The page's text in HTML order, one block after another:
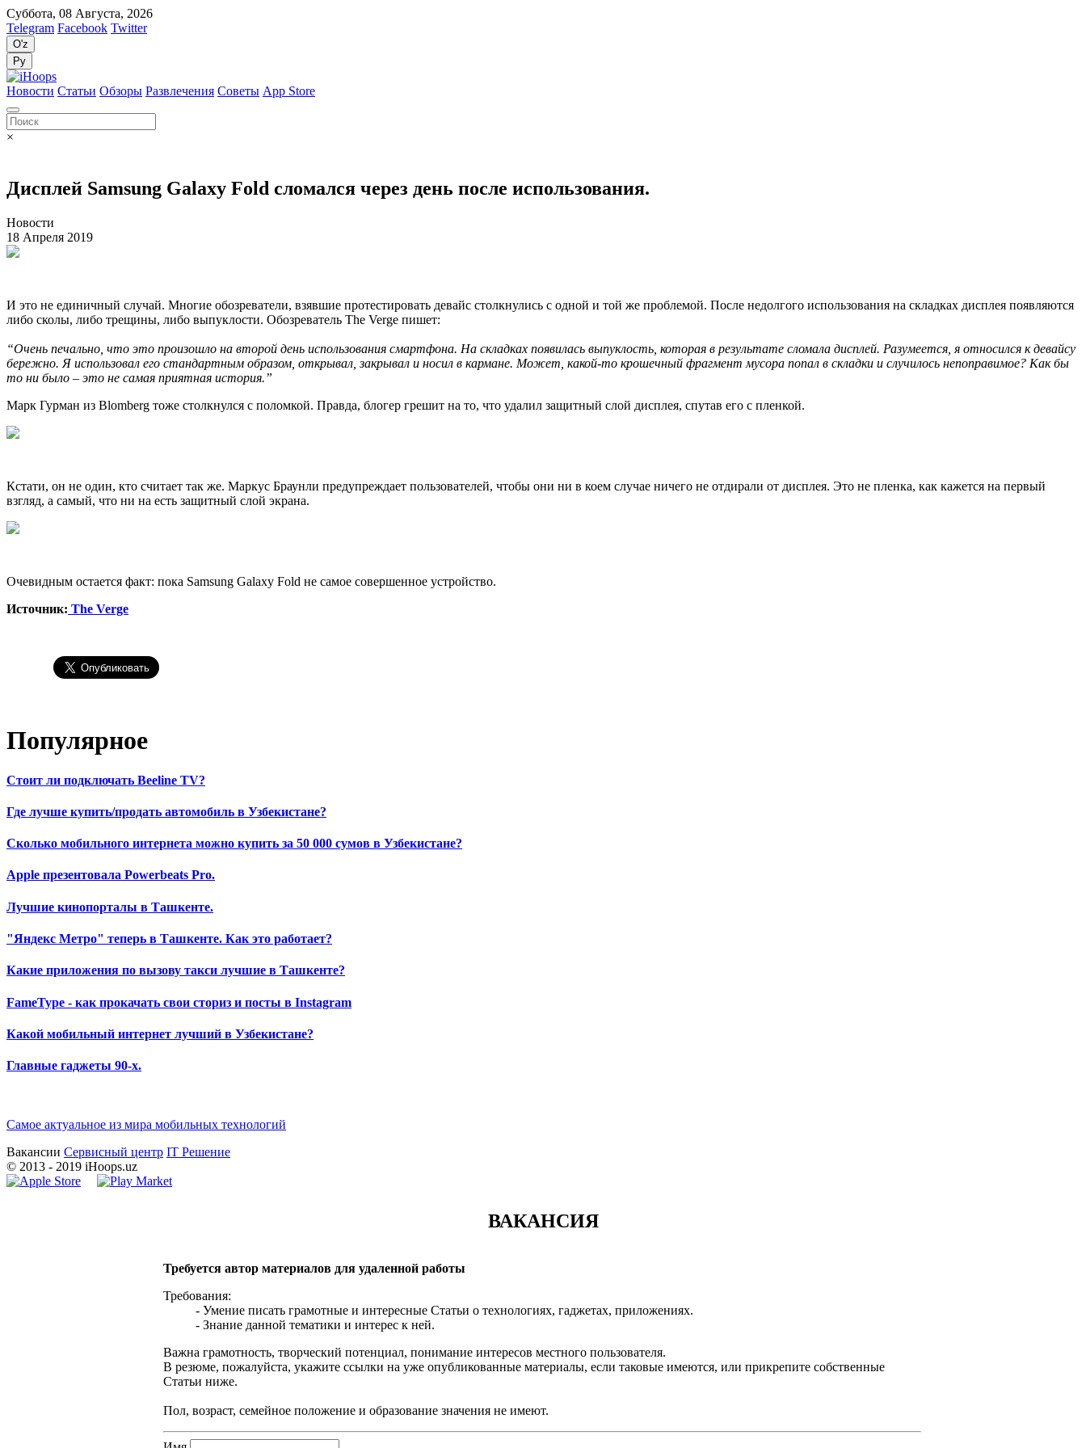
Суббота, 08 Августа, 2026
Telegram Facebook Twitter
O'z
Ру
Новости Статьи Обзоры Развлечения Советы App Store
×
Дисплей Samsung Galaxy Fold сломался через день после использования.
Новости
18 Апреля 2019
И это не единичный случай. Многие обозреватели, взявшие протестировать девайс столкнулись с одной и той же проблемой. После недолгого использования на складках дисплея появляются
либо сколы, либо трещины, либо выпуклости. Обозреватель The Verge пишет:
“Очень печально, что это произошло на второй день использования смартфона. На складках появилась выпуклость, которая в результате сломала дисплей. Разумеется, я относился к девайсу
бережно. Я использовал его стандартным образом, открывал, закрывал и носил в кармане. Может, какой-то крошечный фрагмент мусора попал в складки и случилось непоправимое? Как бы
то ни было – это не самая приятная история.”
Марк Гурман из Blomberg тоже столкнулся с поломкой. Правда, блогер грешит на то, что удалил защитный слой дисплея, спутав его с пленкой.
Кстати, он не один, кто считает так же. Маркус Браунли предупреждает пользователей, чтобы они ни в коем случае ничего не отдирали от дисплея. Это не пленка, как кажется на первый
взгляд, а самый, что ни на есть защитный слой экрана.
Очевидным остается факт: пока Samsung Galaxy Fold не самое совершенное устройство.
Источник: The Verge
Популярное
Стоит ли подключать Beeline TV?
Где лучше купить/продать автомобиль в Узбекистане?
Сколько мобильного интернета можно купить за 50 000 сумов в Узбекистане?
Apple презентовала Powerbeats Pro.
Лучшие кинопорталы в Ташкенте.
"Яндекс Метро" теперь в Ташкенте. Как это работает?
Какие приложения по вызову такси лучшие в Ташкенте?
FameType - как прокачать свои сториз и посты в Instagram
Какой мобильный интернет лучший в Узбекистане?
Главные гаджеты 90-х.
Самое актуальное из мира мобильных технологий
Вакансии Сервисный центр IT Решение
© 2013 - 2019 iHoops.uz
ВАКАНСИЯ
Требуется автор материалов для удаленной работы
Требования:
- Умение писать грамотные и интересные Статьи о технологиях, гаджетах, приложениях.
- Знание данной тематики и интерес к ней.
Важна грамотность, творческий потенциал, понимание интересов местного пользователя.
В резюме, пожалуйста, укажите ссылки на уже опубликованные материалы, если таковые имеются, или прикрепите собственные
Статьи ниже.
Пол, возраст, семейное положение и образование значения не имеют.